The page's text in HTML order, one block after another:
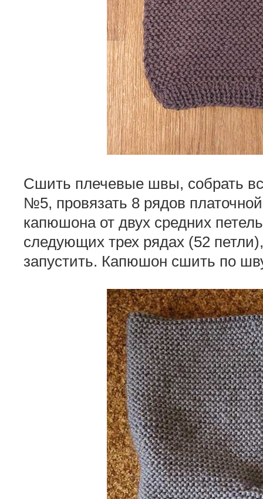
Сшить плечевые швы, собрать
№5, провязать 8 рядов
капюшона от двух средних
следующих трех рядах (52
запустить. Капюшон сшить по